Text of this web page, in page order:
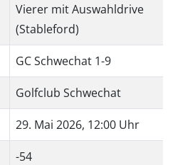
Vierer mit Auswahldrive
(Stableford)
GC Schwechat 1-9
Golfclub Schwechat
29. Mai 2026, 12:00 Uhr
-54